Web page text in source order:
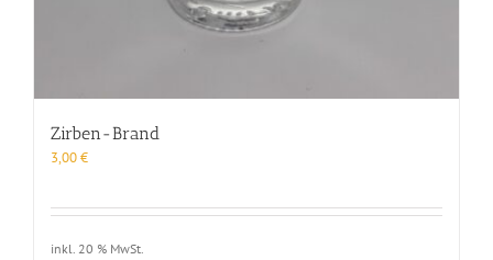
Zirben-Brand
3,00€
inkl. 20 % MwSt.